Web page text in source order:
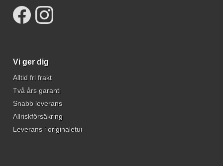
Vi ger dig
Alltid fri frakt
Två års garanti
Snabb leverans
Allriskförsäkring
Leverans i originaletui